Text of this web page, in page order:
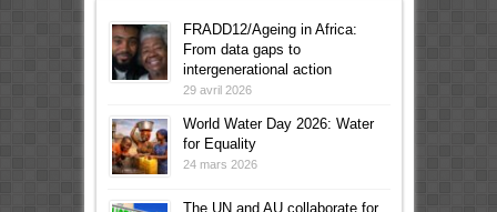
FRADD12/Ageing in Africa:
From data gaps to
intergenerational action
29 avril 2026
World Water Day 2026: Water
for Equality
24 mars 2026
The UN and AU collaborate for